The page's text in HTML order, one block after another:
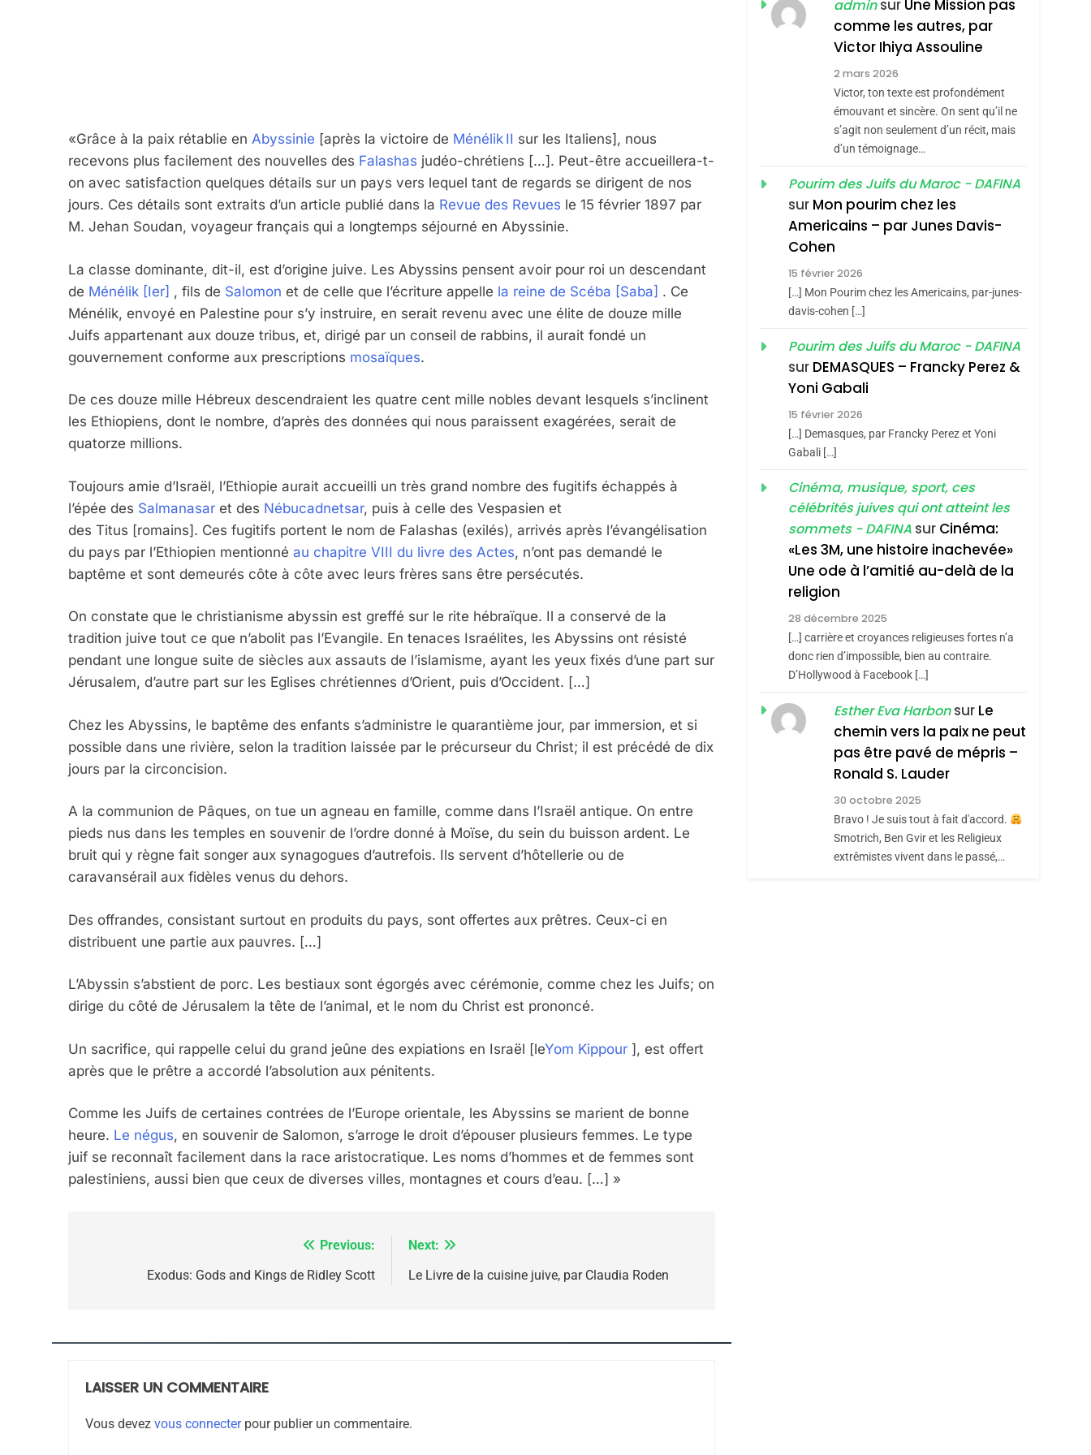
«Grâce à la paix rétablie en Abyssinie [après la victoire de Ménélik II sur les Italiens], nous
recevons plus facilement des nouvelles des Falashas judéo-chrétiens […]. Peut-être accueillera-t-
on avec satisfaction quelques détails sur un pays vers lequel tant de regards se dirigent de nos
jours. Ces détails sont extraits d’un article publié dans la Revue des Revues le 15 février 1897 par
M. Jehan Soudan, voyageur français qui a longtemps séjourné en Abyssinie.
La classe dominante, dit-il, est d’origine juive. Les Abyssins pensent avoir pour roi un descendant
de Ménélik [Ier] , fils de Salomon et de celle que l’écriture appelle la reine de Scéba [Saba] . Ce
Ménélik, envoyé en Palestine pour s’y instruire, en serait revenu avec une élite de douze mille
Juifs appartenant aux douze tribus, et, dirigé par un conseil de rabbins, il aurait fondé un
gouvernement conforme aux prescriptions mosaïques.
De ces douze mille Hébreux descendraient les quatre cent mille nobles devant lesquels s’inclinent
les Ethiopiens, dont le nombre, d’après des données qui nous paraissent exagérées, serait de
quatorze millions.
Toujours amie d’Israël, l’Ethiopie aurait accueilli un très grand nombre des fugitifs échappés à
l’épée des Salmanasar et des Nébucadnetsar, puis à celle des Vespasien et
des Titus [romains]. Ces fugitifs portent le nom de Falashas (exilés), arrivés après l’évangélisation
du pays par l’Ethiopien mentionné au chapitre VIII du livre des Actes, n’ont pas demandé le
baptême et sont demeurés côte à côte avec leurs frères sans être persécutés.
On constate que le christianisme abyssin est greffé sur le rite hébraïque. Il a conservé de la
tradition juive tout ce que n’abolit pas l’Evangile. En tenaces Israélites, les Abyssins ont résisté
pendant une longue suite de siècles aux assauts de l’islamisme, ayant les yeux fixés d’une part sur
Jérusalem, d’autre part sur les Eglises chrétiennes d’Orient, puis d’Occident. […]
Chez les Abyssins, le baptême des enfants s’administre le quarantième jour, par immersion, et si
possible dans une rivière, selon la tradition laissée par le précurseur du Christ; il est précédé de dix
jours par la circoncision.
A la communion de Pâques, on tue un agneau en famille, comme dans l’Israël antique. On entre
pieds nus dans les temples en souvenir de l’ordre donné à Moïse, du sein du buisson ardent. Le
bruit qui y règne fait songer aux synagogues d’autrefois. Ils servent d’hôtellerie ou de
caravansérail aux fidèles venus du dehors.
Des offrandes, consistant surtout en produits du pays, sont offertes aux prêtres. Ceux-ci en
distribuent une partie aux pauvres. […]
L’Abyssin s’abstient de porc. Les bestiaux sont égorgés avec cérémonie, comme chez les Juifs; on
dirige du côté de Jérusalem la tête de l’animal, et le nom du Christ est prononcé.
Un sacrifice, qui rappelle celui du grand jeûne des expiations en Israël [leYom Kippour ], est offert
après que le prêtre a accordé l’absolution aux pénitents.
Comme les Juifs de certaines contrées de l’Europe orientale, les Abyssins se marient de bonne
heure. Le négus, en souvenir de Salomon, s’arroge le droit d’épouser plusieurs femmes. Le type
juif se reconnaît facilement dans la race aristocratique. Les noms d’hommes et de femmes sont
palestiniens, aussi bien que ceux de di­verses villes, montagnes et cours d’eau. […] »
Previous:
Exodus: Gods and Kings de Ridley Scott
Next:
Le Livre de la cuisine juive, par Claudia Roden
LAISSER UN COMMENTAIRE
Vous devez vous connecterpour publier un commentaire.
REVENDIQUE MA
JUDAÏTE Par Thérèse
Zrihen-Dvir
CE QUI NOUS
MANQUE – Jacques
Hadida
JUDAISME
Maroc : Les Amandes
De Tafraout, Le Miel
De Tadla Azilal
Consacrés Produits
Du Terroir
DAFINA MAROC
Oeil Ravageur –
2
Dis Guerre»: La
Nouvelle Chanson De
Boy George
ISRAÉL JUDAISME
Accords D’Isaac:
L’alliance Pourrait
S’étendre À 13 Pays
D’Amérique Latine
ISRAÉL JUDAISME
5
Meurtrière Selon Le
Rapport D’ADL
Contre
L’antisémitisme
FRANCE ISRAÉL
FIÈRE, DIGNE ET
RÉSILIENTE :
POURQUOI JE
REVENDIQUE MA
JUDAÏTE Par Thérèse
Zrihen-Dvir
ISRAÉL JUDAISME
CE QUI NOUS
MANQUE – Jacques
Hadida
JUDAISME
Maroc : Les Amandes
adminsur Une Mission pas
comme les autres, par
Victor Ihiya Assouline
2 mars 2026
Victor, ton texte est profondément
émouvant et sincère. On sent qu’il ne
s’agit non seulement d’un récit, mais
d’un témoignage…
Pourim des Juifs du Maroc - DAFINA
sur Mon pourim chez les
Americains – par Junes Davis-
Cohen
15 février 2026
[…] Mon Pourim chez les Americains, par-junes-
davis-cohen […]
Pourim des Juifs du Maroc - DAFINA
sur DEMASQUES – Francky Perez &
Yoni Gabali
15 février 2026
[…] Demasques, par Francky Perez et Yoni
Gabali […]
Cinéma, musique, sport, ces
célébrités juives qui ont atteint les
sommets - DAFINA sur Cinéma:
«Les 3M, une histoire inachevée»
Une ode à l’amitié au-delà de la
religion
28 décembre 2025
[…] carrière et croyances religieuses fortes n’a
donc rien d’impossible, bien au contraire.
D’Hollywood à Facebook […]
Esther Eva Harbonsur Le
chemin vers la paix ne peut
pas être pavé de mépris –
Ronald S. Lauder
30 octobre 2025
Bravo ! Je suis tout à fait d'accord.
Smotrich, Ben Gvir et les Religieux
extrêmistes vivent dans le passé,…
2025, L’année La Plus Meurtrière Selon Le Rapport D’ADL Contre L’antisémitisme
FRANCE
6
FIÈRE, DIGNE ET RÉSILIENTE : POURQUOI JE REVENDIQUE MA JUDAÏTE Par Thérèse Zrihen-
Dvir
CE QUI NOUS MANQUE – Jacques Hadida